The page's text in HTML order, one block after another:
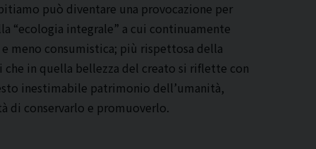
può diventare una provocazione per
“ecologia integrale” a cui continuamente
meno consumistica; più rispettosa della
che in quella bellezza del creato si riflette con
inestimabile patrimonio dell’umanità,
di conservarlo e promuoverlo.